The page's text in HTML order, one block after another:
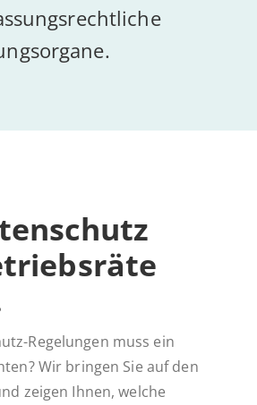
Ak­tu­el­les
Regelungen muss ein
Wir bringen Sie auf den
zeigen Ihnen, welche